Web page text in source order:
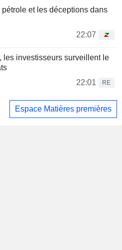
et les déceptions dans
22:07
les investisseurs surveillent le
22:01
RE
Espace Matières premières